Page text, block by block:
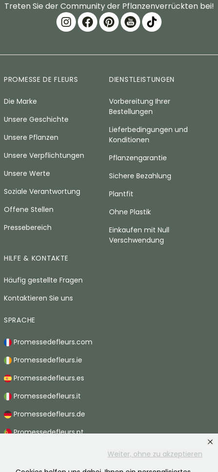
Weiter, ohne zu akzeptieren
Treten Sie der Community der Pflanzenverrückten bei!
PROMESSE DE FLEURS
Die Marke
Unsere Geschichte
Unsere Pflanzen
Unsere Verpflichtungen
Unsere Werte
Soziale Verantwortung
Offene Stellen
Pressebereich
DIENSTLEISTUNGEN
Vorbereitung Ihrer
Bestellungen
Lieferbedingungen und
Konditionen
Pflanzengarantie
Sichere Bezahlung
Plantfit
Ohne Plastik
Einkaufen mit Null
Verschwendung
HILFE & KONTAKTE
Häufig gestellte Fragen
Kontaktieren Sie uns
SPRACHE
Promessedefleurs.com
Promessedefleurs.ie
Promessedefleurs.es
Promessedefleurs.it
Promessedefleurs.de
Promessedefleurs.pt
Promessedefleurs.be